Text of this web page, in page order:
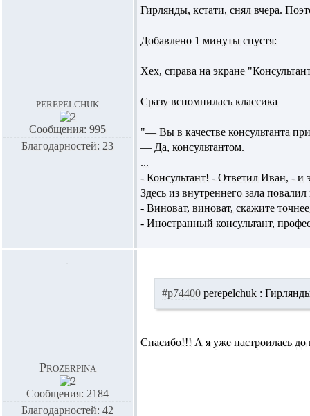
perepelchuk
Сообщения: 995
Благодарностей: 23
Гирлянды, кстати, снял вчера.
Добавлено 1 минуты спустя:
Хех, справа на экране
Сразу вспомнилась классика
"— Вы в качестве консультанта
— Да, консультантом.
...
- Консультант! - Ответил Иван, - и
Здесь из внутреннего зала
- Виноват, виноват, скажите
- Иностранный консультант,
Prozerpina
Сообщения: 2184
Благодарностей: 42
#p74400 perepelchuk :
Спасибо!!! А я уже настроилась